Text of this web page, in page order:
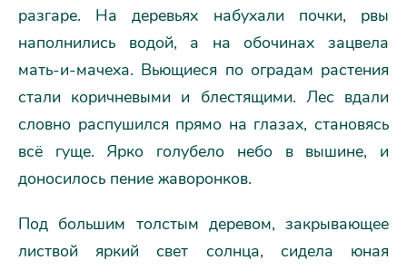
разгаре. На деревьях набухали почки, рвы
наполнились водой, а на обочинах зацвела
мать-и-мачеха. Вьющиеся по оградам растения
стали коричневыми и блестящими. Лес вдали
словно распушился прямо на глазах, становясь
всё гуще. Ярко голубело небо в вышине, и
доносилось пение жаворонков.
Под большим толстым деревом, закрывающее
листвой яркий свет солнца, сидела юная